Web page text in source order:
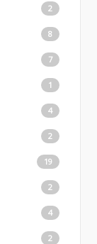
2
8
7
1
4
2
19
2
4
2